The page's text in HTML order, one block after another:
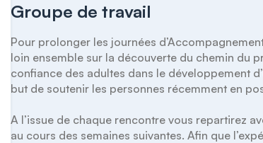
Groupe de travail
Pour prolonger les journées
loin ensemble sur la découverte du chemin du
confiance des adultes dans le développement
but de soutenir les personnes récemment en
A l’issue de chaque rencontre vous repartirez
au cours des semaines suivantes. Afin que